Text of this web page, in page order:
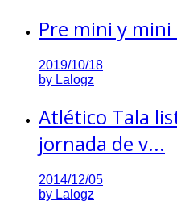
Pre mini y mini
2019/10/18
by Lalogz
Atlético Tala
jornada de v...
2014/12/05
by Lalogz